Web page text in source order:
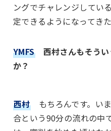
ングでチャレンジしてい
定できるようになってき
YMFS
西村さんもそう
か？
西村
もちろんです。い
合という90分の流れの中